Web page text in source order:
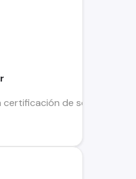
certificación de seguridad